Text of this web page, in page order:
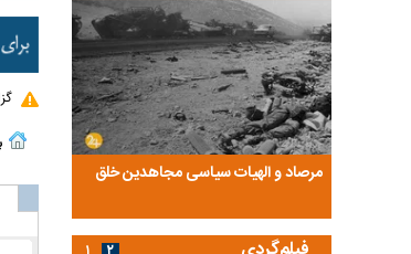
مرصاد و الهیات سیاسی مجاهدین خلق
روایتی